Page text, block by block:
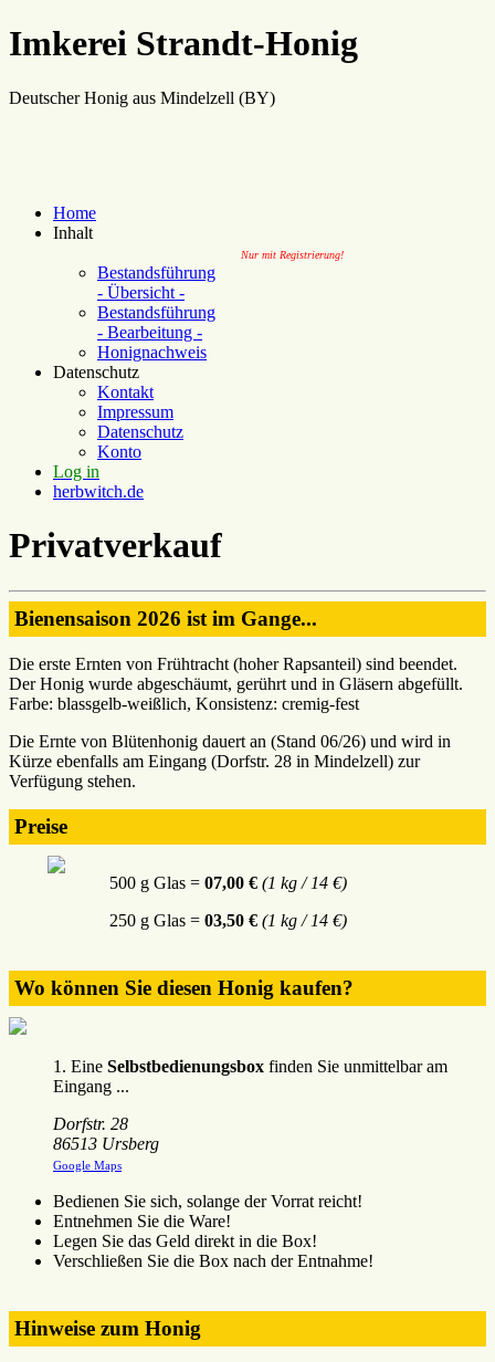
Imkerei Strandt-Honig
Deutscher Honig aus Mindelzell (BY)
Home
Inhalt
Nur mit Registrierung!
Bestandsführung
- Übersicht -
Bestandsführung
- Bearbeitung -
Honignachweis
Datenschutz
Kontakt
Impressum
Datenschutz
Konto
Log in
herbwitch.de
Privatverkauf
Bienensaison 2026 ist im Gange...
Die erste Ernten von Frühtracht (hoher Rapsanteil) sind beendet.
Der Honig wurde abgeschäumt, gerührt und in Gläsern abgefüllt.
Farbe: blassgelb-weißlich, Konsistenz: cremig-fest
Die Ernte von Blütenhonig dauert an (Stand 06/26) und wird in
Kürze ebenfalls am Eingang (Dorfstr. 28 in Mindelzell) zur
Verfügung stehen.
Preise
500 g Glas =07,00 € (1 kg / 14 €)
250 g Glas =03,50 € (1 kg / 14 €)
Wo können Sie diesen Honig kaufen?
1. Eine Selbstbedienungsbox finden Sie unmittelbar am
Eingang ...
Dorfstr. 28
86513 Ursberg
Google Maps
Bedienen Sie sich, solange der Vorrat reicht!
Entnehmen Sie die Ware!
Legen Sie das Geld direkt in die Box!
Verschließen Sie die Box nach der Entnahme!
Hinweise zum Honig